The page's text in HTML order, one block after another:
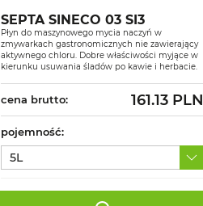
SEPTA SINECO 03 SI3
Płyn do maszynowego mycia naczyń w
zmywarkach gastronomicznych nie zawierający
aktywnego chloru. Dobre właściwości myjące w
kierunku usuwania śladów po kawie i herbacie.
cena brutto: 161.13 PLN
pojemność:
5L